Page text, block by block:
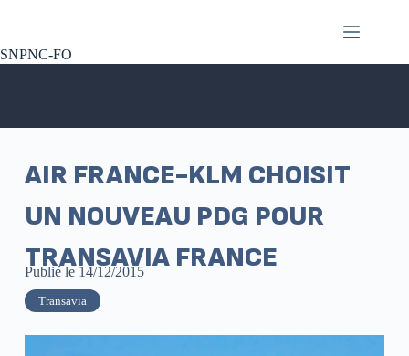
SNPNC-FO
AIR FRANCE-KLM CHOISIT
UN NOUVEAU PDG POUR
TRANSAVIA FRANCE
Publié le 14/12/2015
Transavia